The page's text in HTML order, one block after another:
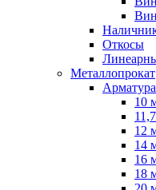
Откосы
Металлопрокат
Арматура
10
12
14
16
18